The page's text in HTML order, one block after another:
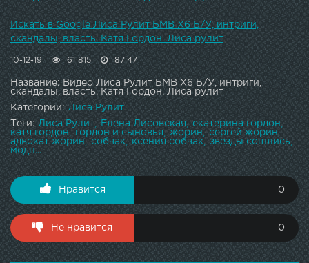
Искать в Google Лиса Рулит БМВ Х6 Б/У, интриги,
скандалы, власть. Катя Гордон. Лиса рулит
10-12-19 61 815 87:47
Название: Видео Лиса Рулит БМВ Х6 Б/У, интриги,
скандалы, власть. Катя Гордон. Лиса рулит
Категории:Лиса Рулит
Теги:Лиса Рулит Елена Лисовская
екатерина гордон
катя гордон
гордон и сыновья жорин
сергей жорин
адвокат жорин
собчак ксения собчак
звезды сошлись
модн...
Нравится 0
Не нравится 0